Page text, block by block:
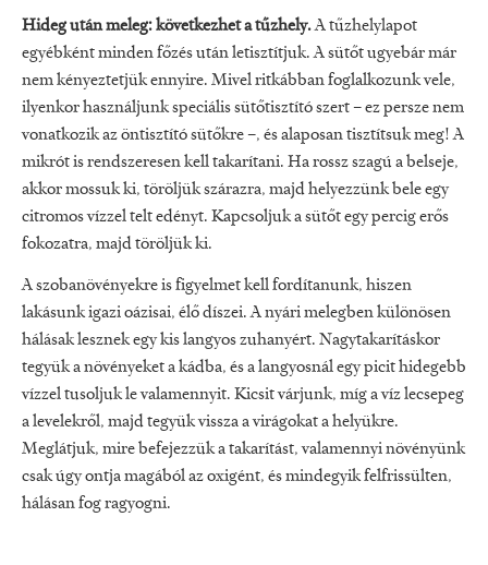
Hideg után meleg: következhet a tűzhely.A tűzhelylapot
egyébként minden főzés után letisztítjuk. A sütőt ugyebár már
nem kényeztetjük ennyire. Mivel ritkábban foglalkozunk vele,
ilyenkor használjunk speciális sütőtisztító szert – ez persze nem
vonatkozik az öntisztító sütőkre –, és alaposan tisztítsuk meg! A
mikrót is rendszeresen kell takarítani. Ha rossz szagú a belseje,
akkor mossuk ki, töröljük szárazra, majd helyezzünk bele egy
citromos vízzel telt edényt. Kapcsoljuk a sütőt egy percig erős
fokozatra, majd töröljük ki.
A szobanövényekre is figyelmet kell fordítanunk, hiszen
lakásunk igazi oázisai, élő díszei. A nyári melegben különösen
hálásak lesznek egy kis langyos zuhanyért. Nagytakarításkor
tegyük a növényeket a kádba, és a langyosnál egy picit hidegebb
vízzel tusoljuk le valamennyit. Kicsit várjunk, míg a víz lecsepeg
a levelekről, majd tegyük vissza a virágokat a helyükre.
Meglátjuk, mire befejezzük a takarítást, valamennyi növényünk
csak úgy ontja magából az oxigént, és mindegyik felfrissülten,
hálásan fog ragyogni.